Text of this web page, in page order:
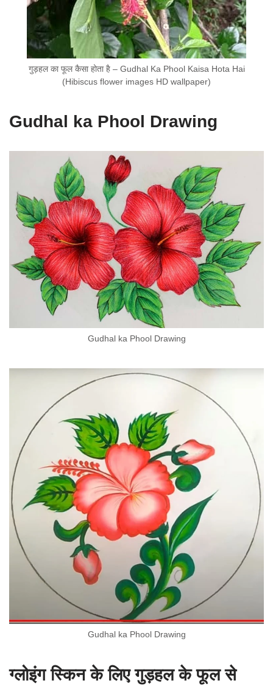
गुड़हल का फूल कैसा होता है – Gudhal Ka Phool Kaisa Hota Hai
(Hibiscus flower images HD wallpaper)
Gudhal ka Phool Drawing
Gudhal ka Phool Drawing
Gudhal ka Phool Drawing
ग्लोइंग स्किन के लिए गुड़हल के फूल से